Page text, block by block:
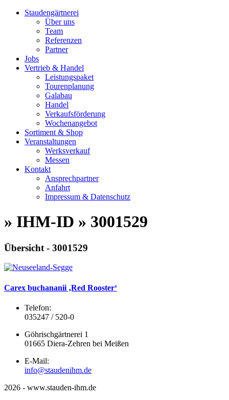
Staudengärtnerei
Über uns
Team
Referenzen
Partner
Jobs
Vertrieb & Handel
Leistungspaket
Tourenplanung
Galabau
Handel
Verkaufsförderung
Wochenangebot
Sortiment & Shop
Veranstaltungen
Werksverkauf
Messen
Kontakt
Ansprechpartner
Anfahrt
Impressum & Datenschutz
» IHM-ID » 3001529
Übersicht - 3001529
Carex buchananii ‚Red Rooster‘
Telefon:
035247 / 520-0
Göhrischgärtnerei 1
01665 Diera-Zehren bei Meißen
E-Mail:
info@staudenihm.de
2026 - www.stauden-ihm.de